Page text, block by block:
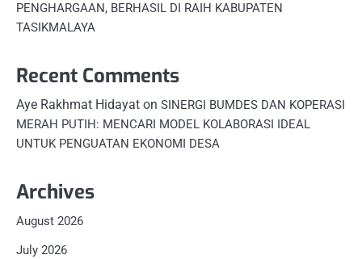
PENGHARGAAN, BERHASIL DI RAIH KABUPATEN
TASIKMALAYA
Recent Comments
Aye Rakhmat Hidayat on SINERGI BUMDES DAN KOPERASI
MERAH PUTIH: MENCARI MODEL KOLABORASI IDEAL
UNTUK PENGUATAN EKONOMI DESA
Archives
August 2026
July 2026